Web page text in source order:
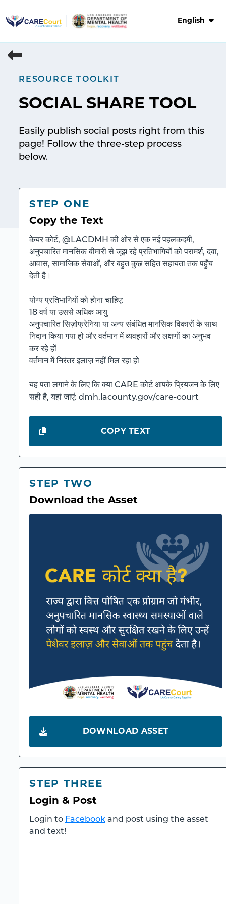
to
English
RESOURCE TOOLKIT
SOCIAL SHARE TOOL
Easily publish social posts right from this
page! Follow the three-step process
below.
STEP ONE
Copy the Text
केयर कोर्ट, @LACDMH की ओर से एक नई पहलकदमी,
अनुपचारित मानसिक बीमारी से जूझ रहे प्रतिभागियों को परामर्श, दवा,
आवास, सामाजिक सेवाओं, और बहुत कुछ सहित सहायता तक पहुँच
देती है।
योग्य प्रतिभागियों को होना चाहिए:
18 वर्ष या उससे अधिक आयु
अनुपचारित सिज़ोफ्रेनिया या अन्य संबंधित मानसिक विकारों के साथ
निदान किया गया हो और वर्तमान में व्यवहारों और लक्षणों का अनुभव
कर रहे हों
वर्तमान में निरंतर इलाज़ नहीं मिल रहा हो
यह पता लगाने के लिए कि क्या CARE कोर्ट आपके प्रियजन के लिए
सही है, यहां जाएं: dmh.lacounty.gov/care-court
COPY TEXT
STEP TWO
Download the Asset
DOWNLOAD ASSET
STEP THREE
Login & Post
Login to Facebook and post using the asset
and text!